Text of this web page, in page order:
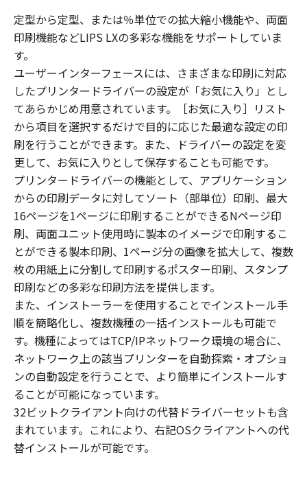
定型から定型、または％単位での拡大縮小機能や、両面
印刷機能などLIPS LXの多彩な機能をサポートしていま
す。
ユーザーインターフェースには、さまざまな印刷に対応
したプリンタードライバーの設定が「お気に入り」とし
てあらかじめ用意されています。［お気に入り］リスト
から項目を選択するだけで目的に応じた最適な設定の印
刷を行うことができます。また、ドライバーの設定を変
更して、お気に入りとして保存することも可能です。
プリンタードライバーの機能として、アプリケーション
からの印刷データに対してソート（部単位）印刷、最大
16ページを1ページに印刷することができるNページ印
刷、両面ユニット使用時に製本のイメージで印刷するこ
とができる製本印刷、1ページ分の画像を拡大して、複数
枚の用紙上に分割して印刷するポスター印刷、スタンプ
印刷などの多彩な印刷方法を提供します。
また、インストーラーを使用することでインストール手
順を簡略化し、複数機種の一括インストールも可能で
す。機種によってはTCP/IPネットワーク環境の場合に、
ネットワーク上の該当プリンターを自動探索・オプショ
ンの自動設定を行うことで、より簡単にインストールす
ることが可能になっています。
32ビットクライアント向けの代替ドライバーセットも含
まれています。これにより、右記OSクライアントへの代
替インストールが可能です。